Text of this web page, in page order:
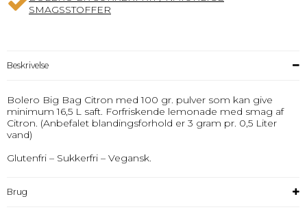
SMAGSSTOFFER
Beskrivelse
Bolero Big Bag Citron med 100 gr. pulver som kan give
minimum 16,5 L saft. Forfriskende lemonade med smag af
Citron. (Anbefalet blandingsforhold er 3 gram pr. 0,5 Liter
vand)
Glutenfri – Sukkerfri – Vegansk.
Brug